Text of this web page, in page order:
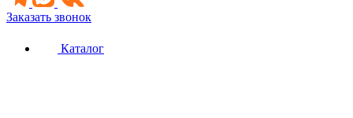
Заказать звонок
Каталог